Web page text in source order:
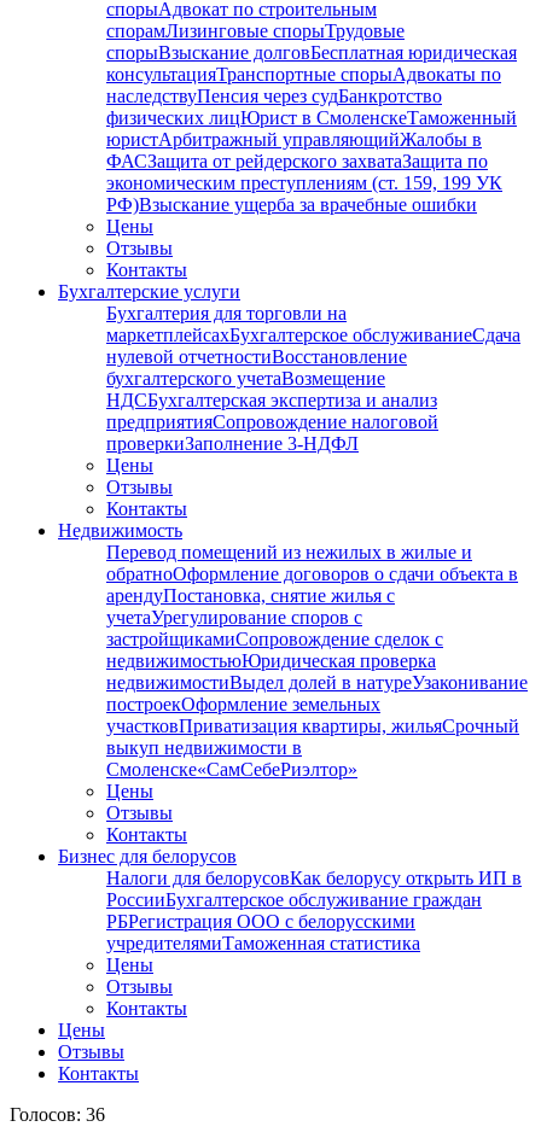
спорыАдвокат по строительным
спорамЛизинговые спорыТрудовые
спорыВзыскание долговБесплатная юридическая
консультацияТранспортные спорыАдвокаты по
наследствуПенсия через судБанкротство
физических лицЮрист в СмоленскеТаможенный
юристАрбитражный управляющийЖалобы в
ФАСЗащита от рейдерского захватаЗащита по
экономическим преступлениям (ст. 159, 199 УК
РФ)Взыскание ущерба за врачебные ошибки
Цены
Отзывы
Контакты
Бухгалтерские услуги
Бухгалтерия для торговли на
маркетплейсахБухгалтерское обслуживаниеСдача
нулевой отчетностиВосстановление
бухгалтерского учетаВозмещение
НДСБухгалтерская экспертиза и анализ
предприятияСопровождение налоговой
проверкиЗаполнение 3-НДФЛ
Цены
Отзывы
Контакты
Недвижимость
Перевод помещений из нежилых в жилые и
обратноОформление договоров о сдачи объекта в
арендуПостановка, снятие жилья с
учетаУрегулирование споров с
застройщикамиСопровождение сделок с
недвижимостьюЮридическая проверка
недвижимостиВыдел долей в натуреУзаконивание
построекОформление земельных
участковПриватизация квартиры, жильяСрочный
выкуп недвижимости в
Cмоленске«СамСебеРиэлтор»
Цены
Отзывы
Контакты
Бизнес для белорусов
Налоги для белорусовКак белорусу открыть ИП в
РоссииБухгалтерское обслуживание граждан
РБРегистрация ООО с белорусскими
учредителямиТаможенная статистика
Цены
Отзывы
Контакты
Цены
Отзывы
Контакты
Голосов: 36